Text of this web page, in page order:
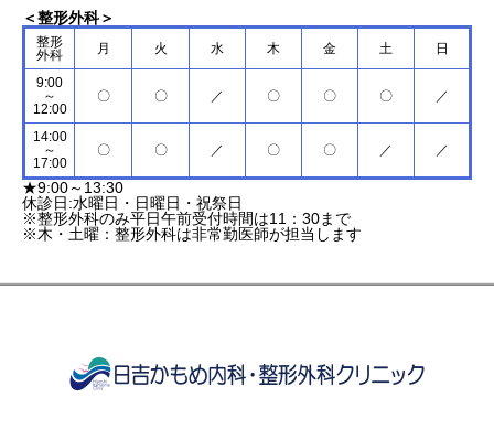
＜整形外科＞
整形
外科
月 火 水 木 金 土 日
9:00
～
12:00
〇 〇 ／ 〇 〇 〇 ／
14:00
～
17:00
〇 〇 ／ 〇 〇 ／ ／
★9:00～13:30
休診日:水曜日・日曜日・祝祭日
※整形外科のみ平日午前受付時間は11：30まで
※木・土曜：整形外科は非常勤医師が担当します